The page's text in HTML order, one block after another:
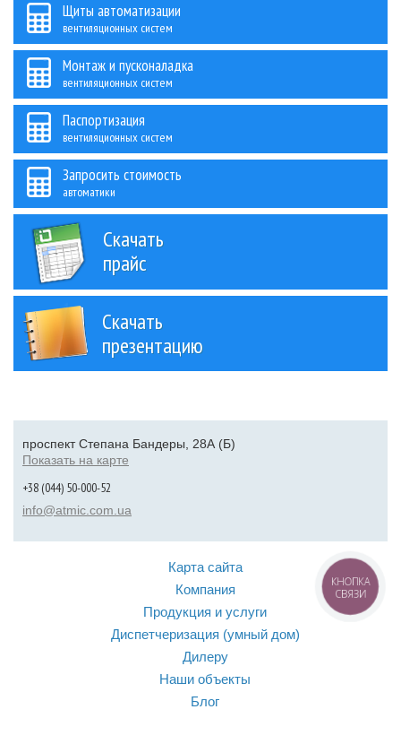
Щиты автоматизации
вентиляционных систем
Монтаж и пусконаладка
вентиляционных систем
Паспортизация
вентиляционных систем
Запросить стоимость
автоматики
Скачать
прайс
Скачать
презентацию
проспект Степана Бандеры, 28А (Б)
Показать на карте
+38 (044) 50-000-52
info@atmic.com.ua
Карта сайта
Компания
Продукция и услуги
Диспетчеризация (умный дом)
Дилеру
Наши объекты
Блог
КНОПКА
СВЯЗИ